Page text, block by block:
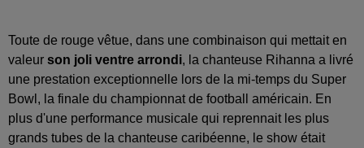
Toute de rouge vêtue, dans une combinaison qui mettait en
valeur son joli ventre arrondi, la chanteuse Rihanna a livré
une prestation exceptionnelle lors de la mi-temps du Super
Bowl, la finale du championnat de football américain. En
plus d'une performance musicale qui reprennait les plus
grands tubes de la chanteuse caribéenne, le show était